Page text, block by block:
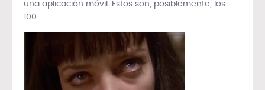
una aplicación móvil. Estos son, posiblemente, los
100…